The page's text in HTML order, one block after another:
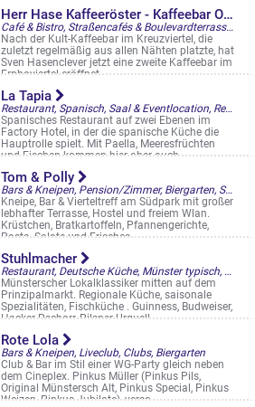
Königsstr. 51-53
Herr Hase Kaffeeröster - Kaffeebar Ostmarkstraße
Café & Bistro, Straßencafés & Boulevardterrassen
Nach der Kult-Kaffeebar im Kreuzviertel, die
zuletzt regelmäßig aus allen Nähten platzte, hat
Sven Hasenclever jetzt eine zweite Kaffeebar im
Erphoviertel eröffnet. ...
Ostmarkstr. 15
La Tapia
Restaurant, Spanisch, Saal & Eventlocation, Restaurantgärten & -Terrassen
Spanisches Restaurant auf zwei Ebenen im
Factory Hotel, in der die spanische Küche die
Hauptrolle spielt. Mit Paella, Meeresfrüchten
und Fischen kommen hier aber auch ...
An der Germania Brauerei 5
Tom & Polly
Bars & Kneipen, Pension/Zimmer, Biergarten, Straßencafés & Boulevardterrassen
Kneipe, Bar & Vierteltreff am Südpark mit großer
lebhafter Terrasse, Hostel und freiem Wlan.
Krüstchen, Bratkartoffeln, Pfannengerichte,
Pasta, Salate und Frisches ...
Hammer Straße 67
Stuhlmacher
Restaurant, Deutsche Küche, Münster typisch, Straßencafés & Boulevardterrassen
Münsterscher Lokalklassiker mitten auf dem
Prinzipalmarkt. Regionale Küche, saisonale
Spezialitäten, Fischküche . Guinness, Budweiser,
Hacker Pschorr, Pilsner Urquell ...
Prinzipalmarkt 6-7
Rote Lola
Bars & Kneipen, Liveclub, Clubs, Biergarten
Club & Bar im Stil einer WG-Party gleich neben
dem Cineplex. Pinkus Müller (Pinkus Pils,
Original Münstersch Alt, Pinkus Special, Pinkus
Weizen, Pinkus Jubilate), versc ...